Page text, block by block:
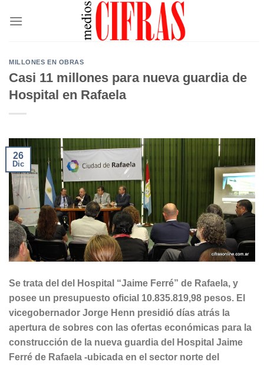
MILLONES EN OBRAS
Casi 11 millones para nueva guardia de
Hospital en Rafaela
26
Dic
Se trata del del Hospital “Jaime Ferré” de Rafaela, y
posee un presupuesto oficial 10.835.819,98 pesos. El
vicegobernador Jorge Henn presidió días atrás la
apertura de sobres con las ofertas económicas para la
construcción de la nueva guardia del Hospital Jaime
Ferré de Rafaela -ubicada en el sector norte del